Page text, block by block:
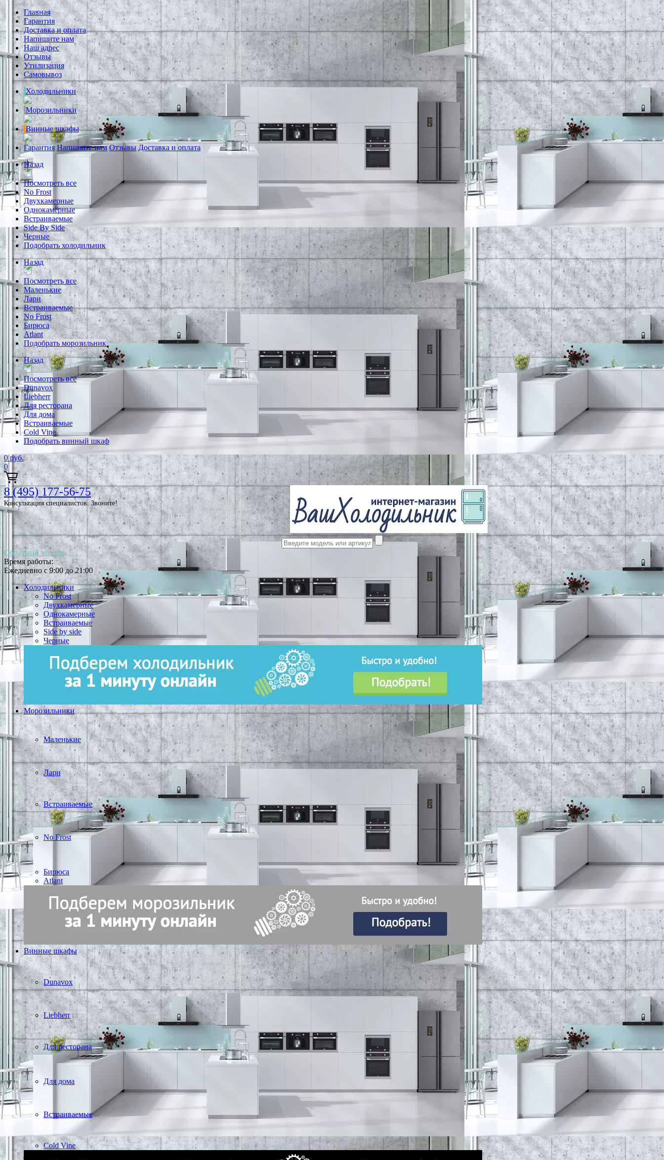
Главная
Гарантия
Доставка и оплата
Напишите нам
Наш адрес
Отзывы
Утилизация
Самовывоз
Холодильники
Морозильники
Винные шкафы
Гарантия Напишите нам Отзывы Доставка и оплата
Назад
Посмотреть все
No Frost
Двухкамерные
Однокамерные
Встраиваемые
Side By Side
Черные
Подобрать холодильник
Назад
Посмотреть все
Маленькие
Лари
Встраиваемые
No Frost
Бирюса
Atlant
Подобрать морозильник
Назад
Посмотреть все
Dunavox
Liebherr
Для ресторана
Для дома
Встраиваемые
Cold Vine
Подобрать винный шкаф
0 руб.
0
8 (495) 177-56-75
Консультация специалистов. Звоните!
Обратный звонок
Время работы:
Ежедневно с 9:00 до 21:00
Холодильники
No Frost
Двухкамерные
Однокамерные
Встраиваемые
Side by side
Черные
Морозильники
Маленькие
Лари
Встраиваемые
No Frost
Бирюса
Atlant
Винные шкафы
Dunavox
Liebherr
Для ресторана
Для дома
Встраиваемые
Cold Vine